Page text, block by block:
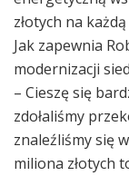
złotych na
Jak zapewnia
modernizacji
– Cieszę się
zdołaliśmy
znaleźliśmy się
miliona złotych